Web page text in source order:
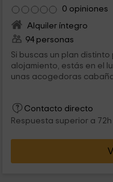
0 opiniones
Alquiler íntegro
94 personas
Si buscas un plan
alojamiento, estás en el
unas acogedoras
Contacto directo
Respuesta superior a 72h